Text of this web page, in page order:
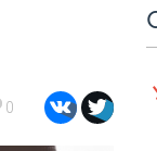
0